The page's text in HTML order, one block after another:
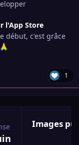
l'App Store
début, c'est grâce
🙏
1
Images